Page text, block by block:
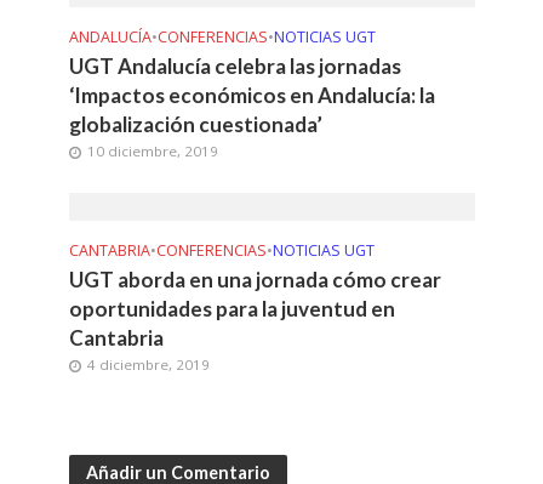
ANDALUCÍA•CONFERENCIAS•NOTICIAS UGT
UGT Andalucía celebra las jornadas
‘Impactos económicos en Andalucía: la
globalización cuestionada’
10 diciembre, 2019
CANTABRIA•CONFERENCIAS•NOTICIAS UGT
UGT aborda en una jornada cómo crear
oportunidades para la juventud en
Cantabria
4 diciembre, 2019
Añadir un Comentario